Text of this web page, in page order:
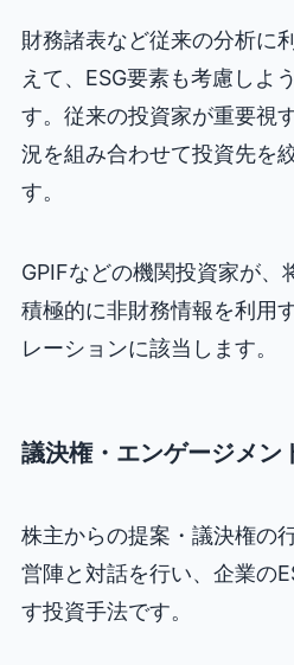
財務諸表など従来の分析に
えて、ESG要素も考慮しよ
す。従来の投資家が重要視
況を組み合わせて投資先を
す。
GPIFなどの機関投資家が、
積極的に非財務情報を利用
レーションに該当します。
議決権・エンゲージメン
株主からの提案・議決権の
営陣と対話を行い、企業の
す投資手法です。